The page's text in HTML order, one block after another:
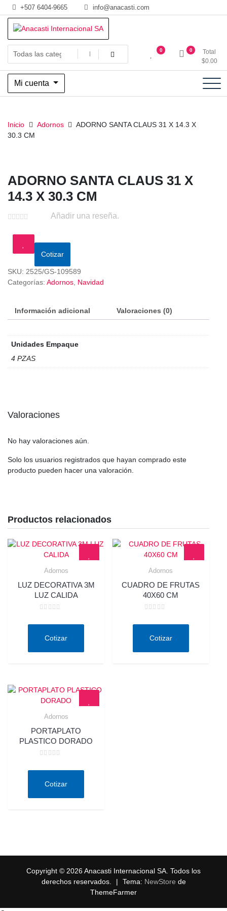
Saltar
al
contenido
+507 6404-9665 info@anacasti.com
Anacasti Internacional SA
Ventas de productos al por mayor de flores y plantas. juguetes,
navidad, religioso y adornos
0 0
Total
$0.00
Mi cuenta
Inicio Adornos
ADORNO SANTA CLAUS 31 X 14.3 X
30.3 CM
ADORNO SANTA CLAUS 31 X
14.3 X 30.3 CM
Añadir una reseña.
Cotizar
SKU: 2525/GS-109589
Categorías: Adornos Navidad
Información adicional Valoraciones (0)
Unidades Empaque
4 PZAS
Valoraciones
No hay valoraciones aún.
Solo los usuarios registrados que hayan comprado este
producto pueden hacer una valoración.
Productos relacionados
Adornos
LUZ DECORATIVA 3M
LUZ CALIDA
deCotizar
Adornos
CUADRO DE FRUTAS
40X60 CM
deCotizar
Adornos
PORTAPLATO
PLASTICO DORADO
deCotizar
Copyright © 2026 Anacasti Internacional SA. Todos los
derechos reservados.
| Tema: NewStore de
ThemeFarmer